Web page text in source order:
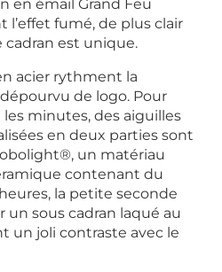
en émail Grand Feu
fumé, de plus clair
cadran est unique.
acier rythment la
de logo. Pour
minutes, des aiguilles
en deux parties sont
un matériau
contenant du
la petite seconde
un sous cadran laqué au
un joli contraste avec le